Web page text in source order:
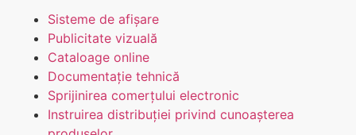
Sisteme de afișare
Publicitate vizuală
Cataloage online
Documentație tehnică
Sprijinirea comerțului electronic
Instruirea distribuției privind cunoașterea